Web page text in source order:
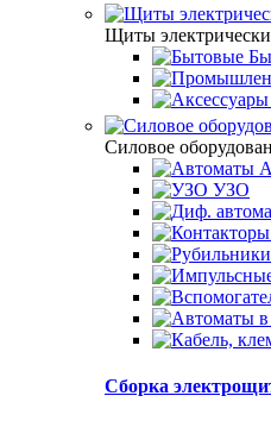
Щиты
Силовое
УЗО
Сборка